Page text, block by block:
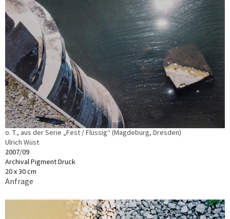
o. T., aus der Serie „Fest / Flüssig“ (Magdeburg, Dresden)
Ulrich Wüst
2007/09
Archival Pigment Druck
20 x 30 cm
Anfrage